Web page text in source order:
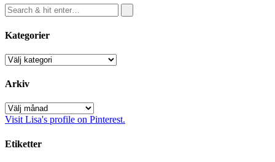
Kategorier
Kategorier
Arkiv
Arkiv
Visit Lisa's profile on Pinterest.
Etiketter